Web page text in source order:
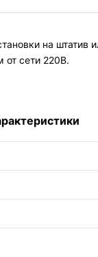
на
от сети 220В.